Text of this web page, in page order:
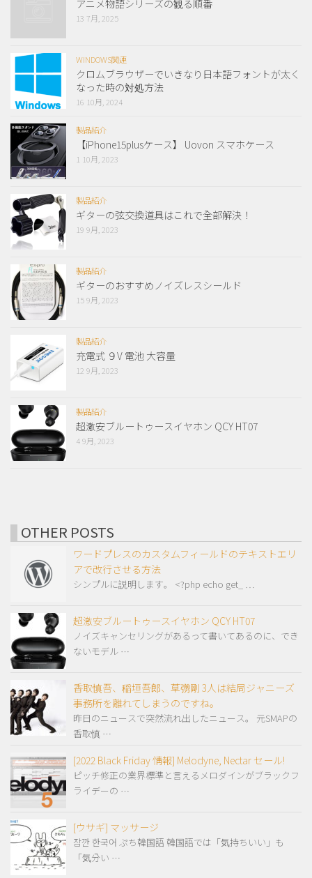
アニメ物語シリーズの観る順番
13 7月, 2025
WINDOWS関連
クロムブラウザーでいきなり日本語フォントが太く
なった時の対処方法
16 10月, 2024
製品紹介
【iPhone15plusケース】 Uovon スマホケース
1 10月, 2023
製品紹介
ギターの弦交換道具はこれで全部解決！
19 9月, 2023
製品紹介
ギターのおすすめノイズレスシールド
15 9月, 2023
製品紹介
充電式 ９V 電池 大容量
12 9月, 2023
製品紹介
超激安ブルートゥースイヤホン QCY HT07
4 9月, 2023
OTHER POSTS
ワードプレスのカスタムフィールドのテキストエリ
アで改行させる方法
シンプルに説明します。 <?php echo get_ …
超激安ブルートゥースイヤホン QCY HT07
ノイズキャンセリングがあるって書いてあるのに、でき
ないモデル …
香取慎吾、稲垣吾郎、草彅剛 3人は結局ジャニーズ
事務所を離れてしまうのですね。
昨日のニュースで突然流れ出したニュース。 元SMAPの
香取慎 …
[2022 Black Friday 情報] Melodyne, Nectar セール!
ピッチ修正の業界標準と言えるメロダインがブラックフ
ライデーの …
[ウサギ] マッサージ
잠깐 한국어 ぷち韓国語 韓国語では「気持ちいい」も
「気分い …